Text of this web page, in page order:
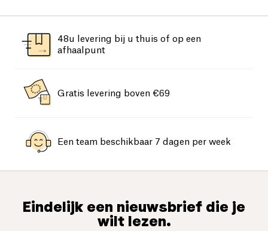
48u levering bij u thuis of op een
afhaalpunt
Gratis levering boven €69
Een team beschikbaar 7 dagen per week
Eindelijk een nieuwsbrief die je
wilt lezen.